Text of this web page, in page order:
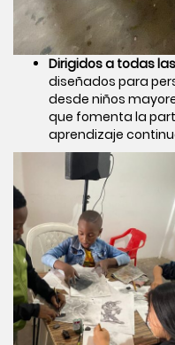
Dirigidos a todas
diseñados para
desde niños
que fomenta la
aprendizaje